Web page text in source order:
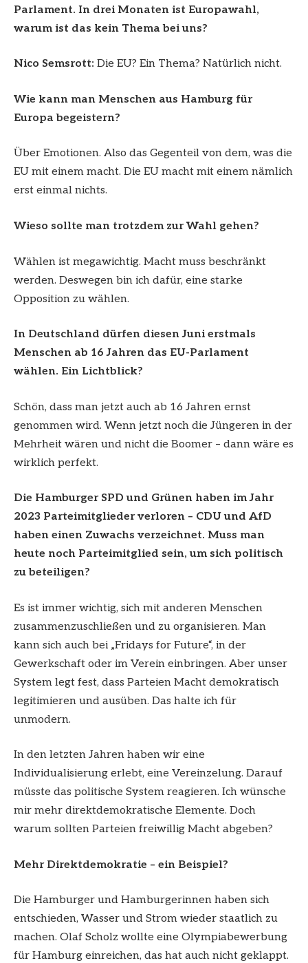
Parlament. In drei Monaten ist Europawahl,
warum ist das kein Thema bei uns?
Nico Semsrott: Die EU? Ein Thema? Natürlich nicht.
Wie kann man Menschen aus Hamburg für
Europa begeistern?
Über Emotionen. Also das Gegenteil von dem, was die
EU mit einem macht. Die EU macht mit einem nämlich
erst einmal nichts.
Wieso sollte man trotzdem zur Wahl gehen?
Wählen ist megawichtig. Macht muss beschränkt
werden. Deswegen bin ich dafür, eine starke
Opposition zu wählen.
In Deutschland dürfen diesen Juni erstmals
Menschen ab 16 Jahren das EU-Parlament
wählen. Ein Lichtblick?
Schön, dass man jetzt auch ab 16 Jahren ernst
genommen wird. Wenn jetzt noch die Jüngeren in der
Mehrheit wären und nicht die Boomer – dann wäre es
wirklich perfekt.
Die Hamburger SPD und Grünen haben im Jahr
2023 Parteimitglieder verloren – CDU und AfD
haben einen Zuwachs verzeichnet. Muss man
heute noch Parteimitglied sein, um sich politisch
zu beteiligen?
Es ist immer wichtig, sich mit anderen Menschen
zusammenzuschließen und zu organisieren. Man
kann sich auch bei „Fridays for Future“, in der
Gewerkschaft oder im Verein einbringen. Aber unser
System legt fest, dass Parteien Macht demokratisch
legitimieren und ausüben. Das halte ich für
unmodern.
In den letzten Jahren haben wir eine
Individualisierung erlebt, eine Vereinzelung. Darauf
müsste das politische System reagieren. Ich wünsche
mir mehr direktdemokratische Elemente. Doch
warum sollten Parteien freiwillig Macht abgeben?
Mehr Direktdemokratie – ein Beispiel?
Die Hamburger und Hamburgerinnen haben sich
entschieden, Wasser und Strom wieder staatlich zu
machen. Olaf Scholz wollte eine Olympiabewerbung
für Hamburg einreichen, das hat auch nicht geklappt.